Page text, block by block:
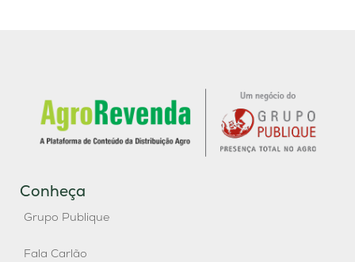
Conheça
Grupo Publique
Fala Carlão